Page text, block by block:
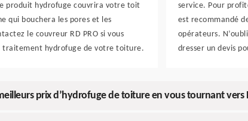
produit hydrofuge couvrira votre toit
qui bouchera les pores et les
le couvreur RD PRO si vous
traitement hydrofuge de votre toiture.
service. Pour
est recommandé
opérateurs.
dresser un devis
prix d’hydrofuge de toiture en vous tournant vers